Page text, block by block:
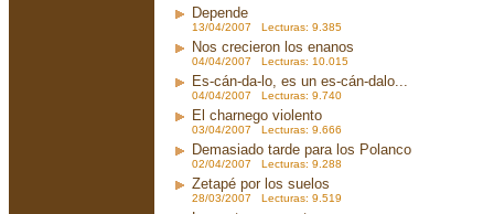
Depende
13/04/2007 Lecturas: 9.385
Nos crecieron los enanos
04/04/2007 Lecturas: 10.015
Es-cán-da-lo, es un es-cán-dalo...
04/04/2007 Lecturas: 9.740
El charnego violento
03/04/2007 Lecturas: 9.666
Demasiado tarde para los Polanco
02/04/2007 Lecturas: 9.288
Zetapé por los suelos
28/03/2007 Lecturas: 9.519